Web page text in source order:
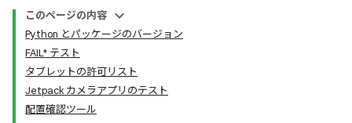
このページの内容
Python とパッケージのバージョン
FAIL* テスト
タブレットの許可リスト
Jetpack カメラアプリのテスト
配置確認ツール